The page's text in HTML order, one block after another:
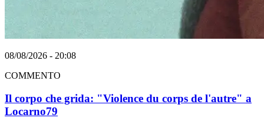
08/08/2026 - 20:08
COMMENTO
Il corpo che grida: "Violence du corps de l'autre" a
Locarno79